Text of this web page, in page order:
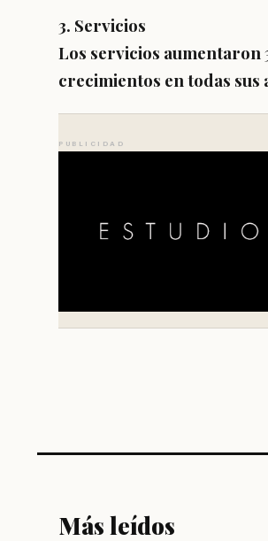
3. Servicios
Los servicios aumentaron
crecimientos en todas
PUBLICIDAD
Más leídos